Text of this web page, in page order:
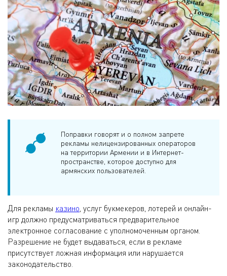
Поправки говорят и о полном запрете
рекламы нелицензированных операторов
на территории Армении и в Интернет-
пространстве, которое доступно для
армянских пользователей.
Для рекламы казино, услуг букмекеров, лотерей и онлайн-
игр должно предусматриваться предварительное
электронное согласование с уполномоченным органом.
Разрешение не будет выдаваться, если в рекламе
присутствует ложная информация или нарушается
законодательство.